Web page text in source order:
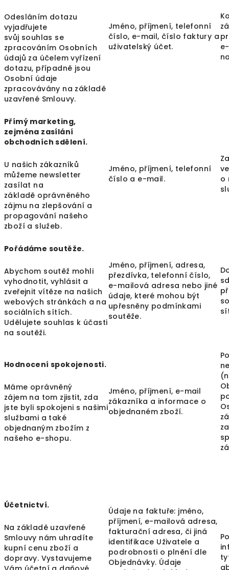
Odesláním dotazu
vyjadřujete
svůj souhlas se
zpracováním Osobních
údajů za účelem vyřízení
dotazu, případně jsou
Osobní údaje
zpracovávány na základě
uzavřené Smlouvy.
Jméno, příjmení, telefonní
číslo, e-mail, číslo faktury a
uživatelský účet.
Přímý marketing,
zejména zasílání
obchodních sdělení.
U našich zákazníků
můžeme newsletter
zasílat na
základě oprávněného
zájmu na zlepšování a
propagování našeho
zboží a služeb.
Jméno, příjmení, telefonní
číslo a e-mail.
o
Pořádáme soutěže.
Abychom soutěž mohli
vyhodnotit, vyhlásit a
zveřejnit vítěze na našich
webových stránkách a na
sociálních sítích.
Udělujete souhlas k účasti
na soutěži.
Jméno, příjmení, adresa,
přezdívka, telefonní číslo,
e-mailová adresa nebo jiné
údaje, které mohou být
upřesněny podmínkami
soutěže.
Hodnocení spokojenosti.
Máme oprávněný
zájem na tom zjistit, zda
jste byli spokojeni s našimi
službami a také
objednaným zbožím z
našeho e-shopu.
Jméno, příjmení, e-mail
zákazníka a informace o
objednaném zboží.
Účetnictví.
Na základě uzavřené
Smlouvy nám uhradíte
kupní cenu zboží a
dopravy. Vystavujeme
Údaje na faktuře: jméno,
příjmení, e-mailová adresa,
fakturační adresa, či jiná
identifikace Uživatele a
podrobnosti o plnění dle
Objednávky. Údaje